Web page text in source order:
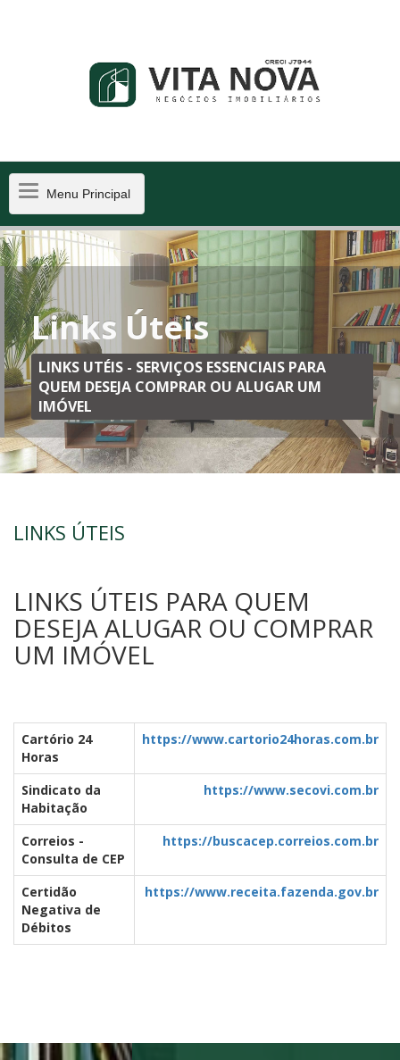
MenuMenu Principal
Links Úteis
LINKS UTÉIS - SERVIÇOS ESSENCIAIS PARA
QUEM DESEJA COMPRAR OU ALUGAR UM
IMÓVEL
LINKS ÚTEIS
LINKS ÚTEIS PARA QUEM
DESEJA ALUGAR OU COMPRAR
UM IMÓVEL
Cartório 24
Horas
https://www.cartorio24horas.com.br
Sindicato da
Habitação
https://www.secovi.com.br
Correios -
Consulta de CEP
https://buscacep.correios.com.br
Certidão
Negativa de
Débitos
https://www.receita.fazenda.gov.br
Nome Completo:
Seu E-mail:
Telefone ou WhatsApp:
Digite o código de confirmação: